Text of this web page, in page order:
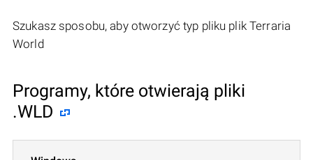
Szukasz sposobu, aby otworzyć typ pliku plik Terraria
World
Programy, które otwierają pliki
.WLD